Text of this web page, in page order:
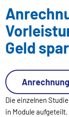
Geld
Die einzelnen
in Module